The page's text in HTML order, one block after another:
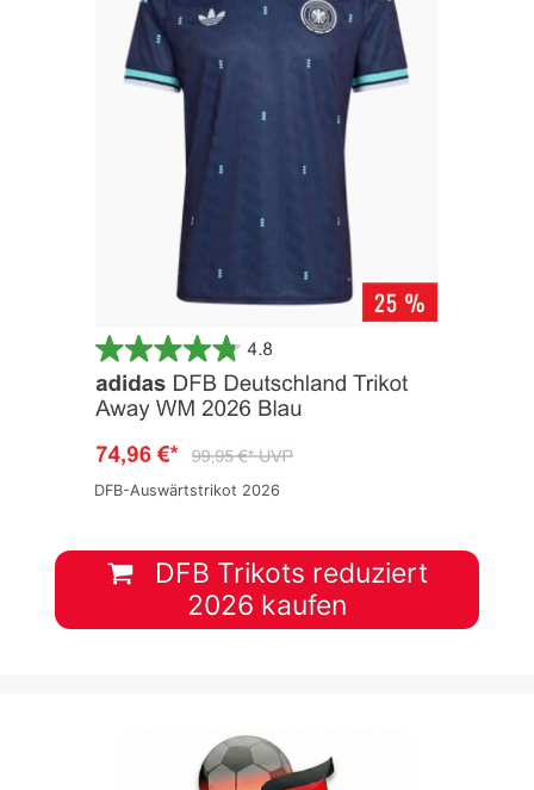
DFB-Auswärtstrikot 2026
DFB Trikots reduziert
2026 kaufen